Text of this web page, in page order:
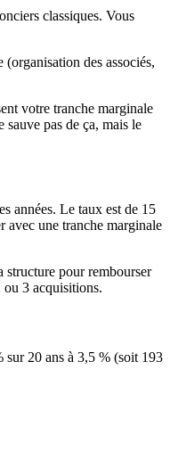
classiques. Vous
des associés,
votre tranche marginale
pas de ça, mais le
années. Le taux est de 15
avec une tranche marginale
structure pour rembourser
ou 3 acquisitions.
sur 20 ans à 3,5 % (soit 193